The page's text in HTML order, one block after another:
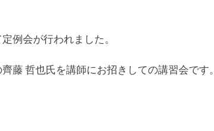
例会が行われました。
藤 哲也氏を講師にお招きしての講習会です。